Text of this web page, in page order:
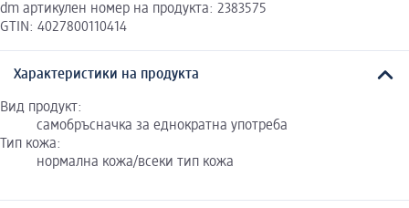
dm артикулен номер на продукта: 2383575
GTIN: 4027800110414
Характеристики на продукта
Вид продукт:
самобръсначка за еднократна употреба
Тип кожа:
нормална кожа/всеки тип кожа